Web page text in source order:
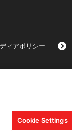
ィアポリシー
Cookie Settings